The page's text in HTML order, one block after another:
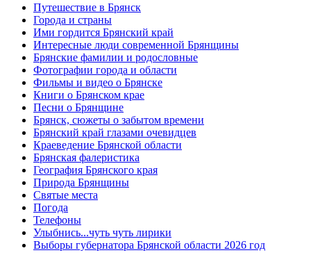
Путешествие в Брянск
Города и страны
Ими гордится Брянский край
Интересные люди современной Брянщины
Брянские фамилии и родословные
Фотографии города и области
Фильмы и видео о Брянске
Книги о Брянском крае
Песни о Брянщине
Брянск, сюжеты о забытом времени
Брянский край глазами очевидцев
Краеведение Брянской области
Брянская фалеристика
География Брянского края
Природа Брянщины
Святые места
Погода
Телефоны
Улыбнись...чуть чуть лирики
Выборы губернатора Брянской области 2026 год